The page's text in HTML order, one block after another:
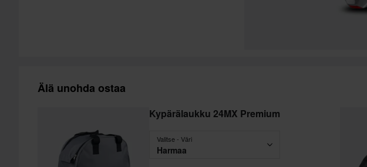
Älä unohda ostaa
Kypärälaukku 24MX Premium
Valitse - Väri
Harmaa